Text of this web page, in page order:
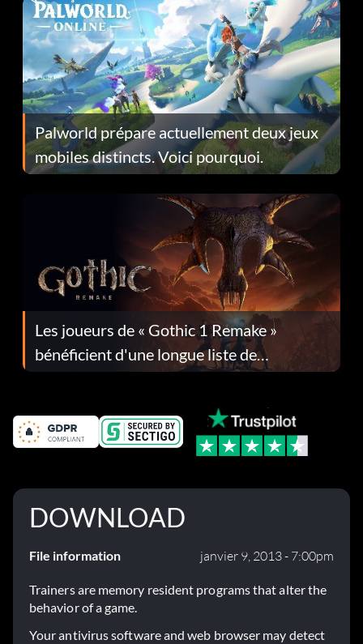
Palworld prépare actuellement deux jeux
mobiles distincts. Voici pourquoi.
Les joueurs de « Gothic 1 Remake »
bénéficient d'une longue liste de
corrections dans la mise à jour 1.0.4
DOWNLOAD
File information janvier 9, 2013 - 7:00pm
Trainers are memory resident programs that alter the
behavior of a game.
Your antivirus software and web browser may detect